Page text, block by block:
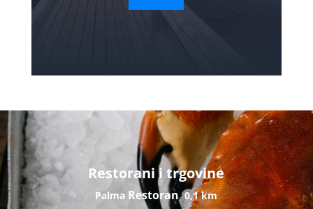
Restorani i trgovine
Palma Restoran0,1 km